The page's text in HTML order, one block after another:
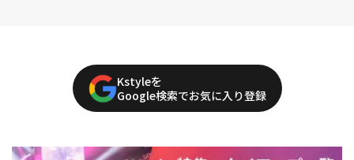
Kstyleを
Google検索でお気に入り登録